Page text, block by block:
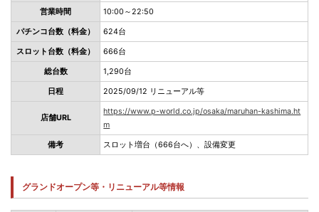
営業時間 10:00～22:50
パチンコ台数（料金） 624台
スロット台数（料金） 666台
総台数 1,290台
日程 2025/09/12 リニューアル等
店舗URL
https://www.p-world.co.jp/osaka/maruhan-kashima.ht
m
備考 スロット増台（666台へ）、設備変更
グランドオープン等・リニューアル等情報